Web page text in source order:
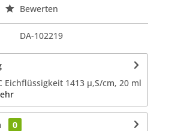
Bewerten
DA-102219
Eichflüssigkeit 1413 µ,S/cm, 20 ml
0